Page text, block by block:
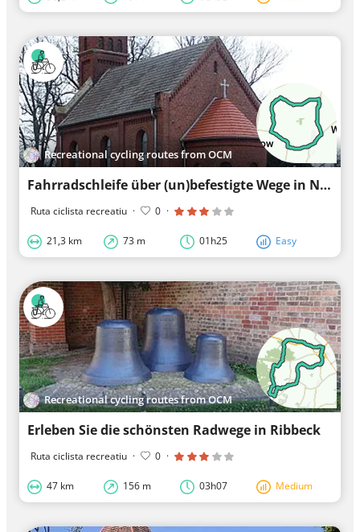
Recreational cycling routes from OCM
Fahrradschleife über (un)befestigte Wege in Nauen
Ruta ciclista recreatiu · 0 ·
21,3 km 73 m 01h25 Easy
Recreational cycling routes from OCM
Erleben Sie die schönsten Radwege in Ribbeck
Ruta ciclista recreatiu · 0 ·
47 km 156 m 03h07 Medium